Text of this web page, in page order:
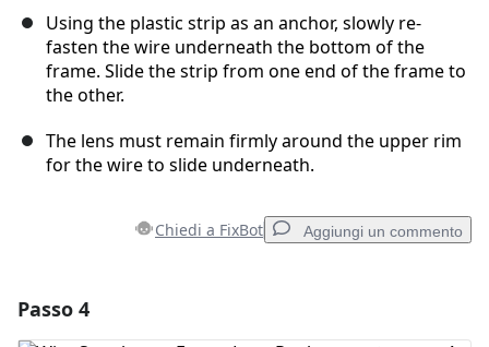
Using the plastic strip as an anchor, slowly re-
fasten the wire underneath the bottom of the
frame. Slide the strip from one end of the frame to
the other.
The lens must remain firmly around the upper rim
for the wire to slide underneath.
Chiedi a FixBot Aggiungi un commento
Passo 4